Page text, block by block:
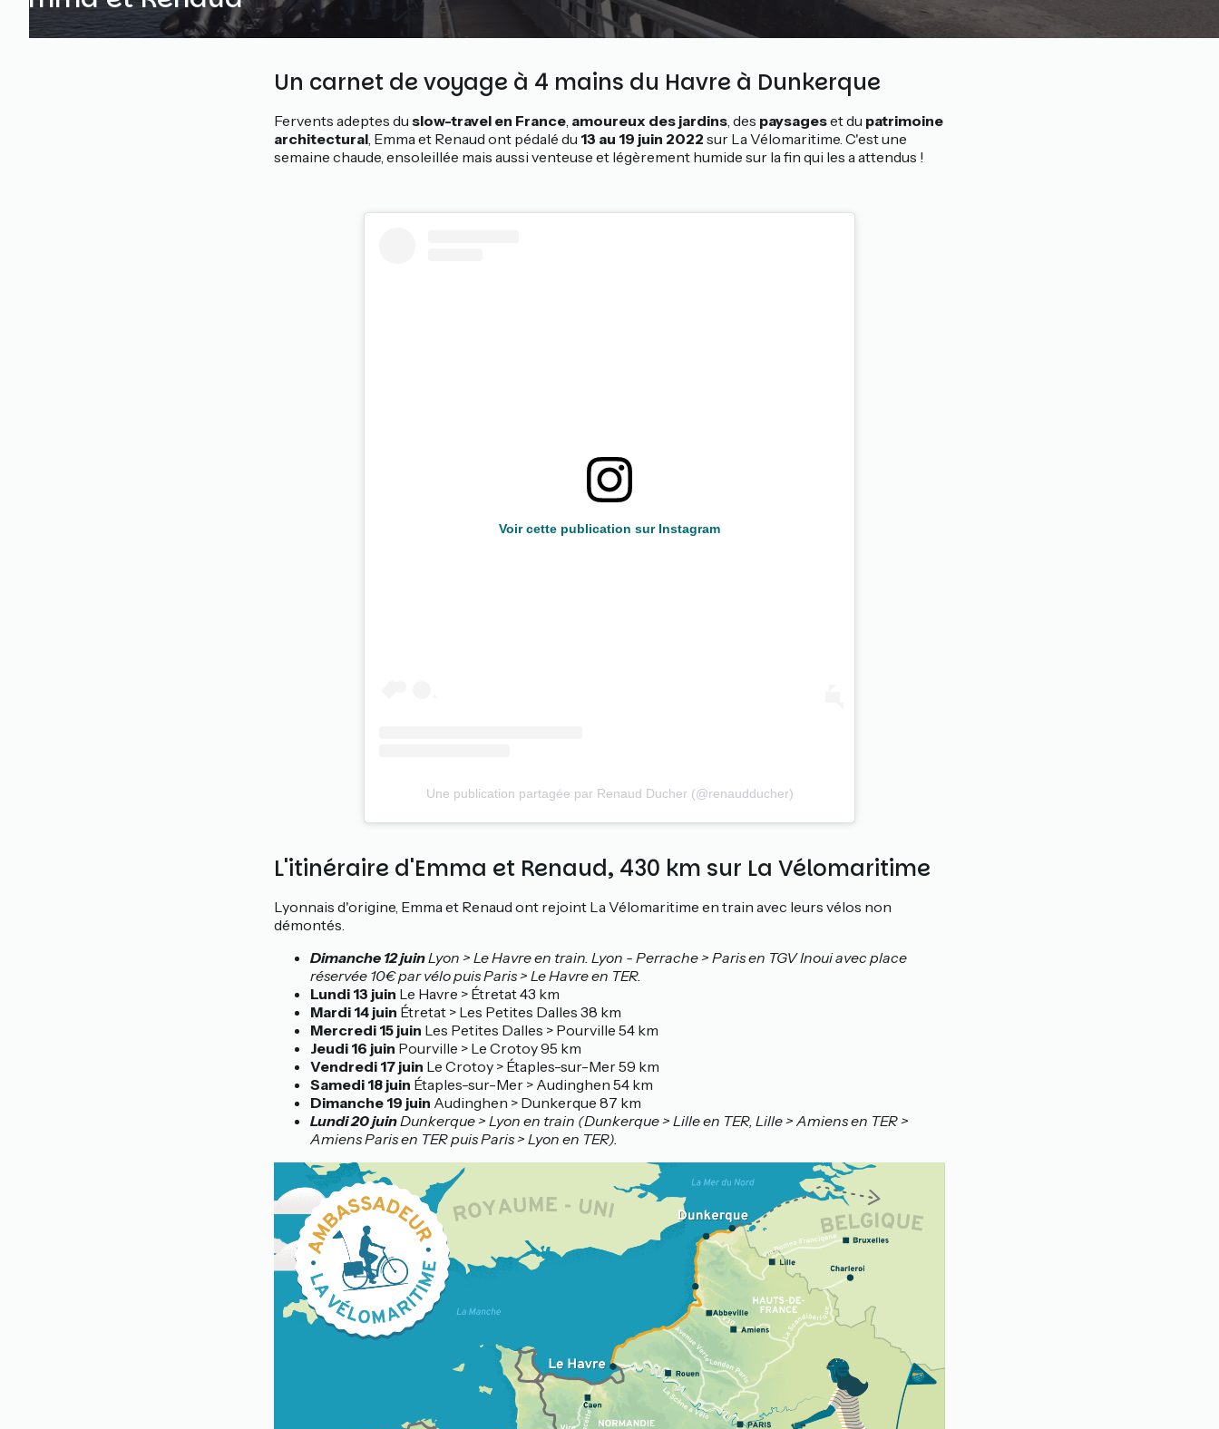
Un carnet de voyage à 4 mains du Havre à Dunkerque
Fervents adeptes du slow-travel en France, amoureux des jardins, des paysageset du patrimoine
architectural, Emma et Renaud ont pédalé du 13 au 19 juin 2022 sur La Vélomaritime. C'est une
semaine chaude, ensoleillée mais aussi venteuse et légèrement humide sur la fin qui les a attendus !
Voir cette publication sur Instagram
Une publication partagée par Renaud Ducher (@renaudducher)
L'itinéraire d'Emma et Renaud, 430 km sur La Vélomaritime
Lyonnais d'origine, Emma et Renaud ont rejoint La Vélomaritime en train avec leurs vélos non
démontés.
Dimanche 12 juinLyon > Le Havre en train. Lyon - Perrache > Paris en TGV Inoui avec place
réservée 10€ par vélo puis Paris > Le Havre en TER.
Lundi 13 juin Le Havre > Étretat 43 km
Mardi 14 juin Étretat > Les Petites Dalles 38 km
Mercredi 15 juin Les Petites Dalles > Pourville 54 km
Jeudi 16 juin Pourville > Le Crotoy 95 km
Vendredi 17 juin Le Crotoy > Étaples-sur-Mer 59 km
Samedi 18 juin Étaples-sur-Mer > Audinghen 54 km
Dimanche 19 juin Audinghen > Dunkerque 87 km
Lundi 20 juinDunkerque > Lyon en train (Dunkerque > Lille en TER, Lille > Amiens en TER >
Amiens Paris en TER puis Paris > Lyon en TER).